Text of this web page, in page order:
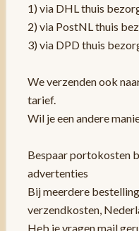
1) via DHL thuis
2) via PostNL thuis
3) via DPD thuis
We verzenden ook
tarief.
Wil je een andere
Bespaar portokosten
advertenties
Bij meerdere
verzendkosten,
Heb je vragen mail